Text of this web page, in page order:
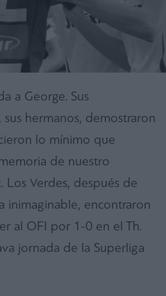
a George. Sus
hermanos, demostraron
lo mínimo que
de nuestro
Verdes, después de
inimaginable, encontraron
al OFI por 1-0 en el Th.
jornada de la Superliga